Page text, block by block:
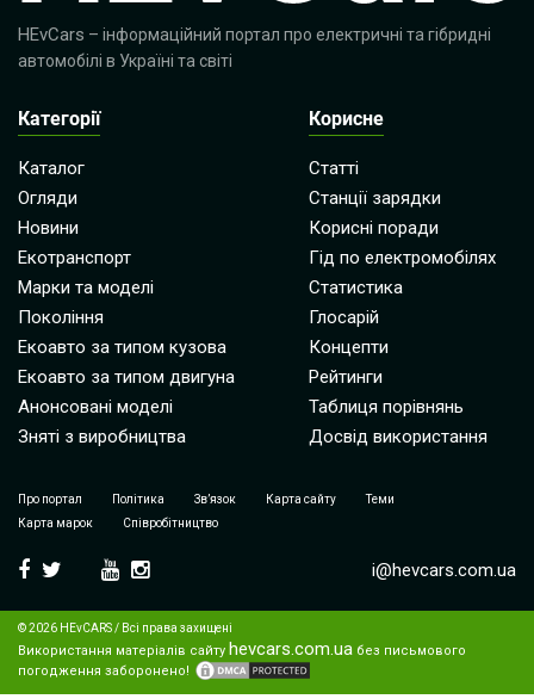
HEvCars – інформаційний портал про електричні та гібридні
автомобілі в Україні та світі
Категорії
Каталог
Огляди
Новини
Екотранспорт
Марки та моделі
Покоління
Екоавто за типом кузова
Екоавто за типом двигуна
Анонсовані моделі
Зняті з виробництва
Корисне
Статті
Станції зарядки
Корисні поради
Гід по електромобілях
Статистика
Глосарій
Концепти
Рейтинги
Таблиця порівнянь
Досвід використання
Про портал Політика Зв’язок Карта сайту
Теми
Карта марок
Співробітництво
i@hevcars.com.ua
© 2026 HEvCARS / Всі права захищені
Використання матеріалів сайту hevcars.com.ua без письмового
погодження заборонено!